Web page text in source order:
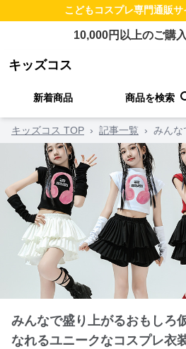
こどもコスプレ専門通販サ
10,000円以上のご購
キッズコス
新着商品 商品を検索
キッズコス TOP › 記事一覧 › みんな
みんなで盛り上がるおもしろ
なれるユニークなコスプレ衣